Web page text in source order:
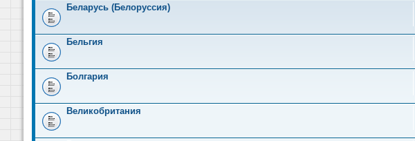
Беларусь (Белоруссия)
Бельгия
Болгария
Великобритания